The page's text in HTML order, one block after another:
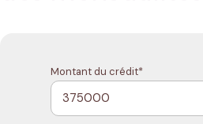
Montant du crédit*